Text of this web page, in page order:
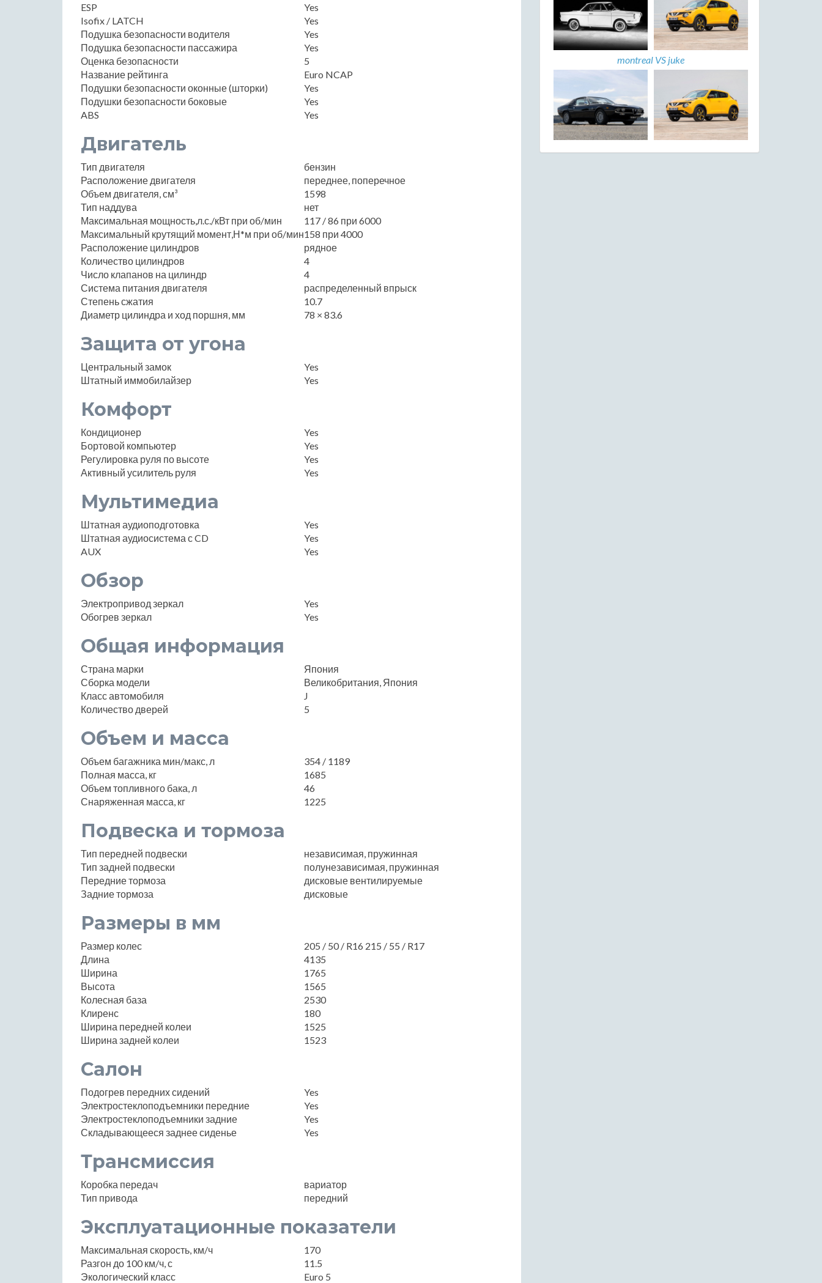
ESP
Yes
Isofix / LATCH
Yes
Подушка безопасности водителя
Yes
Подушка безопасности пассажира
Yes
Оценка безопасности
5
Название рейтинга
Euro NCAP
Подушки безопасности оконные (шторки)
Yes
Подушки безопасности боковые
Yes
ABS
Yes
Двигатель
Тип двигателя
бензин
Расположение двигателя
переднее, поперечное
Объем двигателя, см³
1598
Тип наддува
нет
Максимальная мощность,л.с./кВт при об/мин
117 / 86 при 6000
Максимальный крутящий момент,Н*м при об/мин158 при 4000
Расположение цилиндров
рядное
Количество цилиндров
4
Число клапанов на цилиндр
4
Система питания двигателя
распределенный впрыск
Степень сжатия
10.7
Диаметр цилиндра и ход поршня, мм
78 × 83.6
Защита от угона
Центральный замок
Yes
Штатный иммобилайзер
Yes
Комфорт
Кондиционер
Yes
Бортовой компьютер
Yes
Регулировка руля по высоте
Yes
Активный усилитель руля
Yes
Мультимедиа
Штатная аудиоподготовка
Yes
Штатная аудиосистема с CD
Yes
AUX
Yes
Обзор
Электропривод зеркал
Yes
Обогрев зеркал
Yes
Общая информация
Страна марки
Япония
Сборка модели
Великобритания, Япония
Класс автомобиля
J
Количество дверей
5
Объем и масса
Объем багажника мин/макс, л
354 / 1189
Полная масса, кг
1685
Объем топливного бака, л
46
Снаряженная масса, кг
1225
Подвеска и тормоза
Тип передней подвески
независимая, пружинная
Тип задней подвески
полунезависимая, пружинная
Передние тормоза
дисковые вентилируемые
Задние тормоза
дисковые
Размеры в мм
Размер колес
205 / 50 / R16 215 / 55 / R17
Длина
4135
Ширина
1765
Высота
1565
Колесная база
2530
Клиренс
180
Ширина передней колеи
1525
Ширина задней колеи
1523
Салон
Подогрев передних сидений
Yes
Электростеклоподъемники передние
Yes
Электростеклоподъемники задние
Yes
Складывающееся заднее сиденье
Yes
Трансмиссия
Коробка передач
вариатор
Тип привода
передний
Эксплуатационные показатели
Максимальная скорость, км/ч
170
Разгон до 100 км/ч, с
11.5
Экологический класс
Euro 5
montreal VS juke